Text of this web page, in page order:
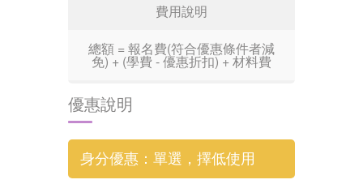
費用說明
總額 = 報名費(符合優惠條件者減
免) + (學費 - 優惠折扣) + 材料費
優惠說明
身分優惠：單選，擇低使用